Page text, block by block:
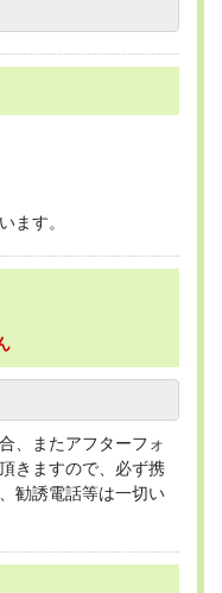
ます。
、またアフターフォ
きますので、必ず携
勧誘電話等は一切い